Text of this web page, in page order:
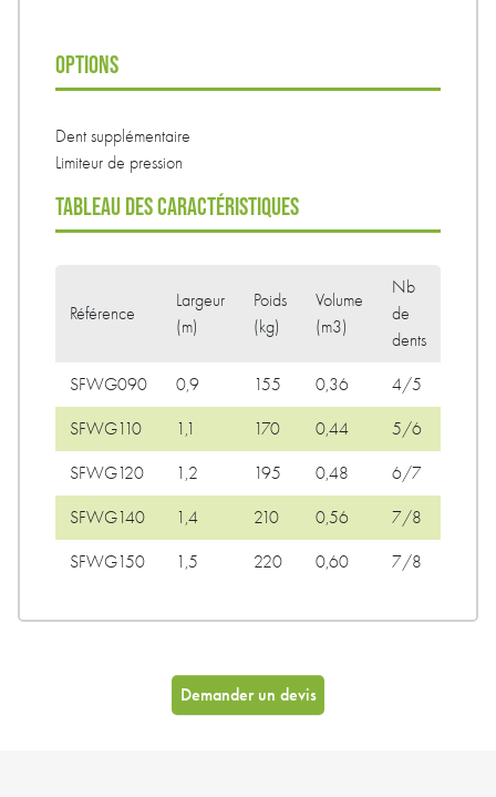
OPTIONS
Dent supplémentaire
Limiteur de pression
TABLEAU DES CARACTÉRISTIQUES
Référence
Largeur
(m)
Poids
(kg)
Volume
(m3)
Nb
de
dents
SFWG090 0,9 155 0,36 4/5
SFWG110 1,1 170 0,44 5/6
SFWG120 1,2 195 0,48 6/7
SFWG140 1,4 210 0,56 7/8
SFWG150 1,5 220 0,60 7/8
Demander un devis